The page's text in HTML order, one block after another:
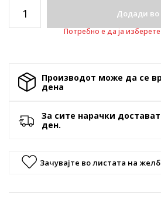
Додади во
Потребно е да ја
Производот може да се
денa
За сите нарачки
ден.
Зачувајте во листата на